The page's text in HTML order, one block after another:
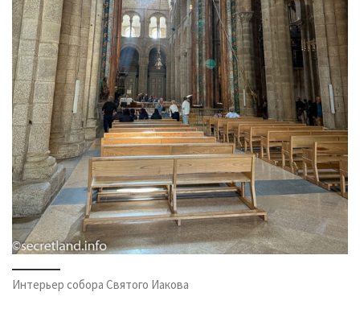
Интерьер собора Святого Иакова